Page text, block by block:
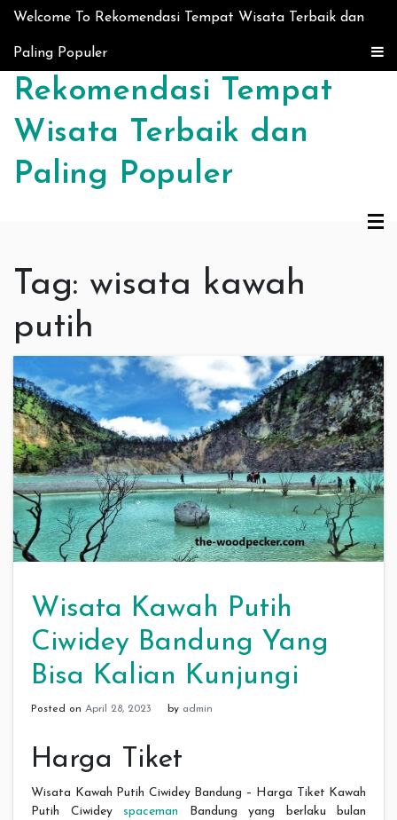
Skip to content
Welcome To Rekomendasi Tempat Wisata Terbaik dan
Paling Populer
Rekomendasi Tempat
Wisata Terbaik dan
Paling Populer
Tag: wisata kawah
putih
Wisata Kawah Putih
Ciwidey Bandung Yang
Bisa Kalian Kunjungi
Posted on April 28, 2023 by admin
Harga Tiket
Wisata Kawah Putih Ciwidey Bandung – Harga Tiket Kawah
Putih Ciwidey spaceman Bandung yang berlaku bulan